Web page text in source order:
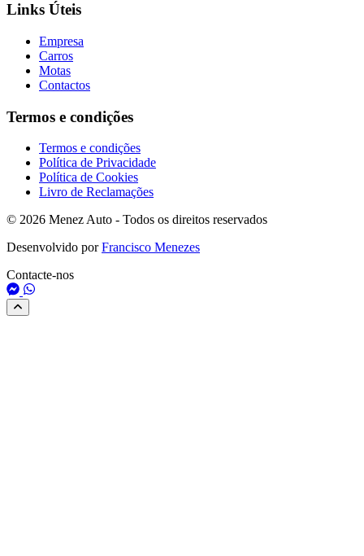
Links Úteis
Empresa
Carros
Motas
Contactos
Termos e condições
Termos e condições
Política de Privacidade
Política de Cookies
Livro de Reclamações
© 2026 Menez Auto - Todos os direitos reservados
Desenvolvido porFrancisco Menezes
Contacte-nos